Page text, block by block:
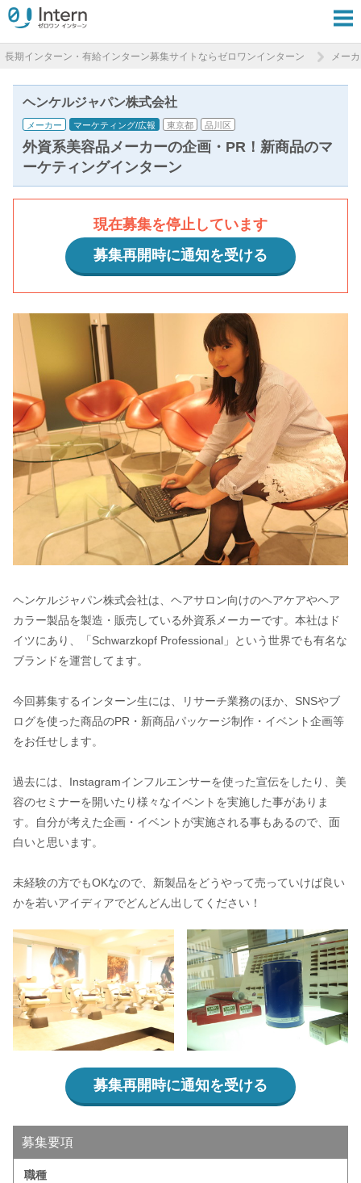
長期インターン・有給インターン募集サイトならゼロワンインターン メー
ヘンケルジャパン株式会社
メーカー マーケティング/広報 東京都 品川区
外資系美容品メーカーの企画・PR！新商品のマ
ーケティングインターン
現在募集を停止しています
募集再開時に通知を受ける
ヘンケルジャパン株式会社は、ヘアサロン向けのヘアケアやヘア
カラー製品を製造・販売している外資系メーカーです。本社はド
イツにあり、「Schwarzkopf Professional」という世界でも有名な
ブランドを運営してます。
今回募集するインターン生には、リサーチ業務のほか、SNSやブ
ログを使った商品のPR・新商品パッケージ制作・イベント企画等
をお任せします。
過去には、Instagramインフルエンサーを使った宣伝をしたり、美
容のセミナーを開いたり様々なイベントを実施した事がありま
す。自分が考えた企画・イベントが実施される事もあるので、面
白いと思います。
未経験の方でもOKなので、新製品をどうやって売っていけば良い
かを若いアイディアでどんどん出してください！
募集再開時に通知を受ける
募集要項
職種